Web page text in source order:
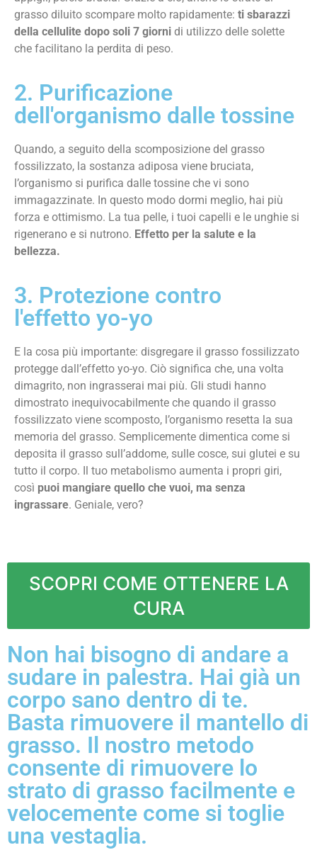
grasso diluito scompare molto rapidamente: ti sbarazzi
della cellulite dopo soli 7 giorni di utilizzo delle solette
che facilitano la perdita di peso.
2. Purificazione
dell'organismo dalle tossine
Quando, a seguito della scomposizione del grasso
fossilizzato, la sostanza adiposa viene bruciata,
l’organismo si purifica dalle tossine che vi sono
immagazzinate. In questo modo dormi meglio, hai più
forza e ottimismo. La tua pelle, i tuoi capelli e le unghie si
rigenerano e si nutrono. Effetto per la salute e la
bellezza.
3. Protezione contro
l'effetto yo-yo
E la cosa più importante: disgregare il grasso fossilizzato
protegge dall’effetto yo-yo. Ciò significa che, una volta
dimagrito, non ingrasserai mai più. Gli studi hanno
dimostrato inequivocabilmente che quando il grasso
fossilizzato viene scomposto, l’organismo resetta la sua
memoria del grasso. Semplicemente dimentica come si
deposita il grasso sull’addome, sulle cosce, sui glutei e su
tutto il corpo. Il tuo metabolismo aumenta i propri giri,
così puoi mangiare quello che vuoi, ma senza
ingrassare. Geniale, vero?
SCOPRI COME OTTENERE LA
CURA
Non hai bisogno di andare a
sudare in palestra. Hai già un
corpo sano dentro di te.
Basta rimuovere il mantello di
grasso. Il nostro metodo
consente di rimuovere lo
strato di grasso facilmente e
velocemente come si toglie
una vestaglia.